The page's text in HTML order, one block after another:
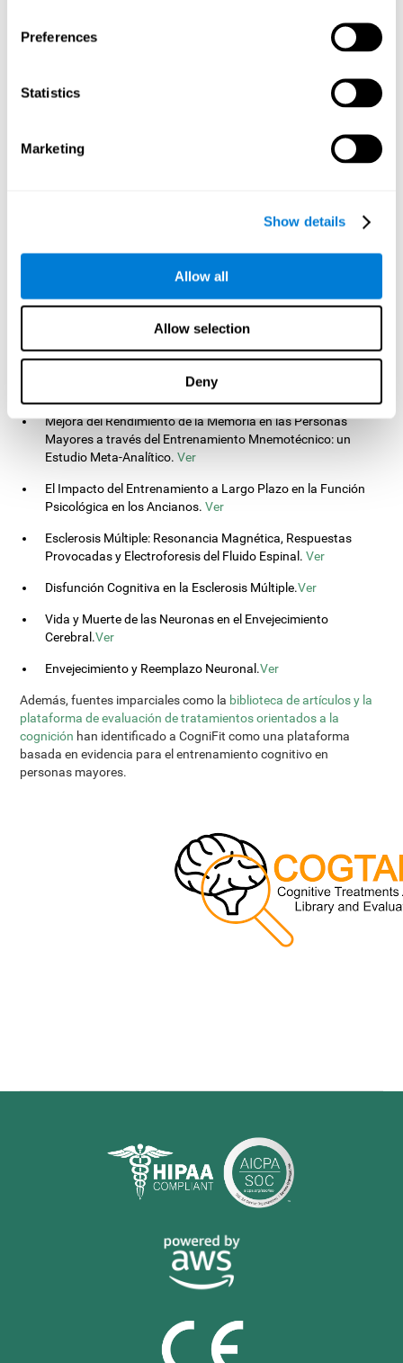
Preferences
Statistics
Marketing
Show details
Allow all
Allow selection
Deny
Envejecimiento Normal y Tasas de Olvido en la Escala de
Envejecimiento, Ejercicio y Función Neurocognitiva.Ver
Ancianos: Relaciones de Salud Declarada y Actividad del
Estilo de Vida.
¿Qué es la Reserva Cognitiva? Teoría e Investigación
Aplicada del Concepto de Reserva.
La Edad y la Búsqueda Visual: Expansión del Campo de
Entrenando a las Personas Mayores en los Factores de
Mejora del Rendimiento de la Memoria en las Personas
Mayores a través del Entrenamiento Mnemotécnico: un
Estudio Meta-Analítico.Ver
El Impacto del Entrenamiento a Largo Plazo en la Función
Psicológica en los Ancianos.Ver
Esclerosis Múltiple: Resonancia Magnética, Respuestas
Provocadas y Electroforesis del Fluido Espinal.Ver
Disfunción Cognitiva en la Esclerosis Múltiple.Ver
Vida y Muerte de las Neuronas en el Envejecimiento
Cerebral.Ver
Envejecimiento y Reemplazo Neuronal.Ver
Además, fuentes imparciales como la biblioteca de artículos y la
plataforma de evaluación de tratamientos orientados a la
cognición han identificado a CogniFit como una plataforma
basada en evidencia para el entrenamiento cognitivo en
personas mayores.